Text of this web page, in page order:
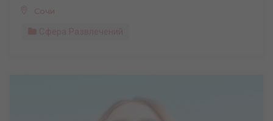
Сочи
Сфера Развлечений